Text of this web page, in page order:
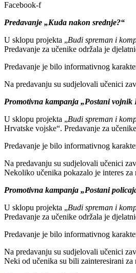
Facebook-f
Predavanje „Kuda nakon srednje?“
U sklopu projekta „Budi spreman i
Predavanje za učenike održala je
Predavanje je bilo informativnog
Na predavanju su sudjelovali učenici
Promotivna kampanja „Postani vojnik
U sklopu projekta „Budi spreman i
Hrvatske vojske“. Predavanje za
Predavanje je bilo informativnog
Na predavanju su sudjelovali učenici
Nekoliko učenika pokazalo je interes
Promotivna kampanja „Postani
U sklopu projekta „Budi spreman i
Predavanje za učenike održala je
Predavanje je bilo informativnog
Na predavanju su sudjelovali učenici
Neki od učenika su bili zainteresirani